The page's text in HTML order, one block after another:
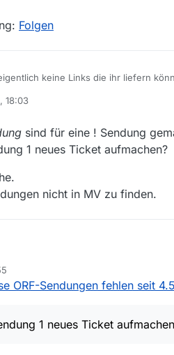
Folgen
keine Links die ihr liefern
18:03
sind für eine ! Sendung
1 neues Ticket aufmachen?
nicht in MV zu finden.
Sendung 1 neues Ticket
Fehlersuche.
m3u- Sendungen nicht in MV zu
ORF-Sendungen fehlen seit
1 neues Ticket